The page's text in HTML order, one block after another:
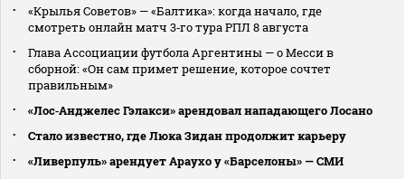
«Крылья Советов» — «Балтика»: когда начало, где
смотреть онлайн матч 3‑го тура РПЛ 8 августа
Глава Ассоциации футбола Аргентины — о Месси в
сборной: «Он сам примет решение, которое сочтет
правильным»
«Лос‑Анджелес Гэлакси» арендовал нападающего Лосано
Стало известно, где Люка Зидан продолжит карьеру
«Ливерпуль» арендует Араухо у «Барселоны» — СМИ